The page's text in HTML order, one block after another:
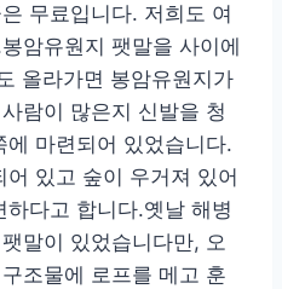
무료입니다. 저희도 여
암유원지 팻말을 사이에
올라가면 봉암유원지가
람이 많은지 신발을 청
마련되어 있었습니다.
있고 숲이 우거져 있어
다고 합니다.옛날 해병
말이 있었습니다만, 오
조물에 로프를 메고 훈